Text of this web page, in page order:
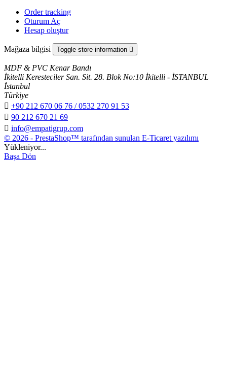
Order tracking
Oturum Aç
Hesap oluştur
Mağaza bilgisi Toggle store information 
MDF & PVC Kenar Bandı
İkitelli Keresteciler San. Sit. 28. Blok No:10 İkitelli - İSTANBUL
İstanbul
Türkiye
 +90 212 670 06 76 / 0532 270 91 53
 90 212 670 21 69
 info@empatigrup.com
© 2026 - PrestaShop™ tarafından sunulan E-Ticaret yazılımı
Yükleniyor...
Başa Dön